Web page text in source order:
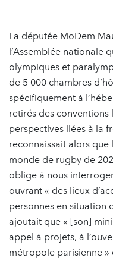
La députée MoDem
l’Assemblée nationale
olympiques et
de 5 000 chambres
spécifiquement à
retirés des conventions
perspectives liées à la
reconnaissait alors que
monde de rugby de
oblige à nous
ouvrant « des lieux
personnes en situation
ajoutait que « [son]
appel à projets, à
métropole parisienne »